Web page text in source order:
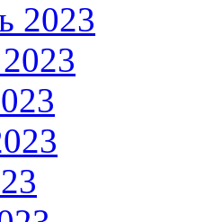
2023